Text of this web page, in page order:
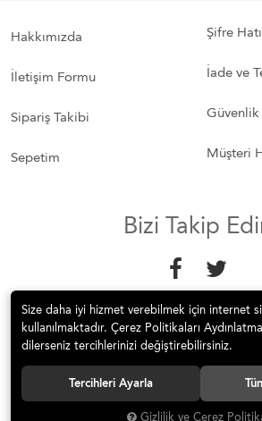
Hakkımızda
İletişim Formu
Sipariş Takibi
Sepetim
Şifre
İade ve
Müşteri
Bizi Takip
© 2018 Mobilyakeyfi İnternet Teknolojileri
Tic.Ltd.Şti. Tüm hakları
Size daha iyi hizmet verebilmek için internet
kullanılmaktadır. Çerez Politikaları
dilerseniz tercihlerinizi değiştirebilirsiniz.
Tercihleri Ayarla
Gizlilik ve Çerez